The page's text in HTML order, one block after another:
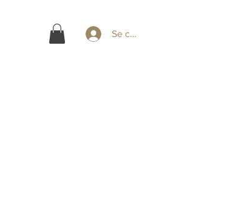
Se connecter